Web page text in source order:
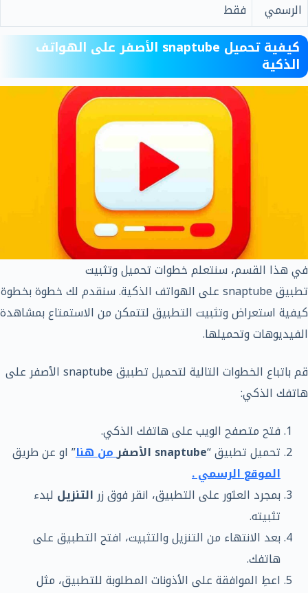
الرسمي فقط
كيفية تحميل snaptube الأصفر على الهواتف
الذكية
في هذا القسم، سنتعلم خطوات تحميل وتثبيت
تطبيق snaptube على الهواتف الذكية. سنقدم لك خطوة بخطوة
كيفية استعراض وتثبيت التطبيق لتتمكن من الاستمتاع بمشاهدة
الفيديوهات وتحميلها.
قم باتباع الخطوات التالية لتحميل تطبيق snaptube الأصفر على
هاتفك الذكي:
فتح متصفح الويب على هاتفك الذكي.
تحميل تطبيق “snaptube الأصفرمن هنا” او عن طريق
الموقع الرسمي .
بمجرد العثور على التطبيق، انقر فوق زرالتنزيل لبدء
تثبيته.
بعد الانتهاء من التنزيل والتثبيت، افتح التطبيق على
هاتفك.
اعطِ الموافقة على الأذونات المطلوبة للتطبيق، مثل